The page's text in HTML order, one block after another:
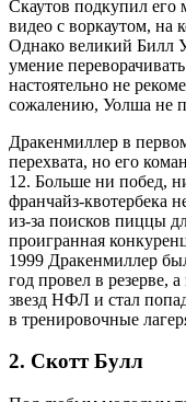
Скаутов подкупил его
видео с воркаутом, на
Однако великий Билл
умение
настоятельно не
сожалению, Уолша не
Дракенмиллер в
перехвата, но его
12. Больше ни побед,
франчайз-квотербека
из-за поисков пиццы
проигранная
1999 Дракенмиллер
год провел в резерве,
звезд НФЛ и стал
в тренировочные
2. Скотт Булл